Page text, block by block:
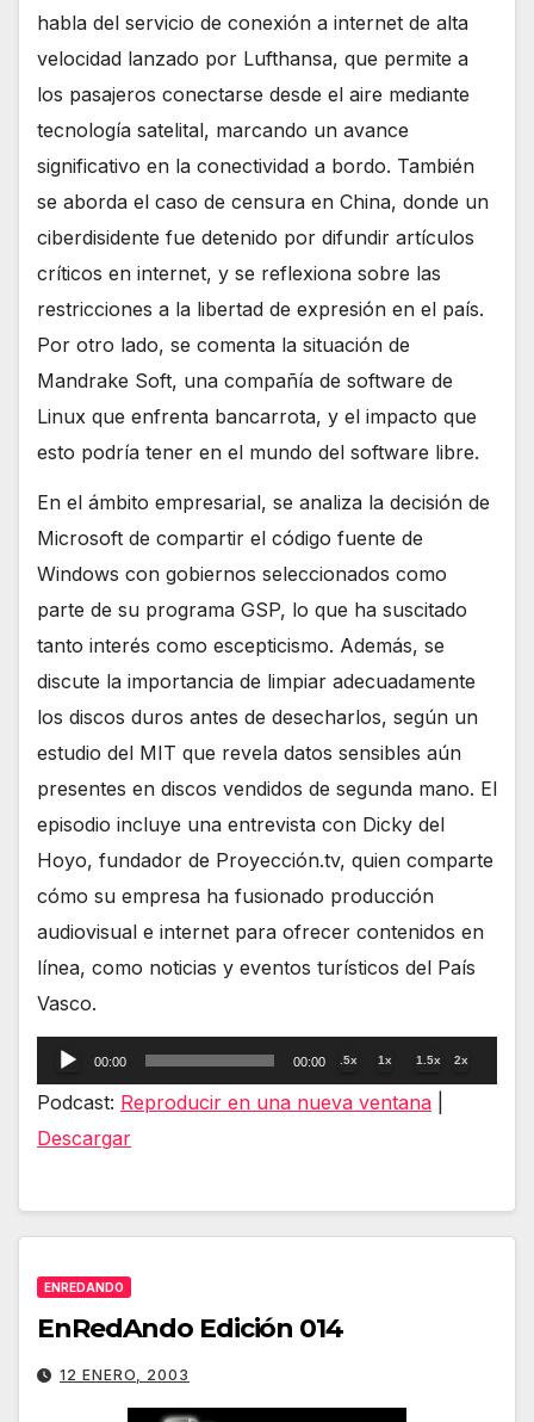
habla del servicio de conexión a internet de alta
velocidad lanzado por Lufthansa, que permite a
los pasajeros conectarse desde el aire mediante
tecnología satelital, marcando un avance
significativo en la conectividad a bordo. También
se aborda el caso de censura en China, donde un
ciberdisidente fue detenido por difundir artículos
críticos en internet, y se reflexiona sobre las
restricciones a la libertad de expresión en el país.
Por otro lado, se comenta la situación de
Mandrake Soft, una compañía de software de
Linux que enfrenta bancarrota, y el impacto que
esto podría tener en el mundo del software libre.
En el ámbito empresarial, se analiza la decisión de
Microsoft de compartir el código fuente de
Windows con gobiernos seleccionados como
parte de su programa GSP, lo que ha suscitado
tanto interés como escepticismo. Además, se
discute la importancia de limpiar adecuadamente
los discos duros antes de desecharlos, según un
estudio del MIT que revela datos sensibles aún
presentes en discos vendidos de segunda mano. El
episodio incluye una entrevista con Dicky del
Hoyo, fundador de Proyección.tv, quien comparte
cómo su empresa ha fusionado producción
audiovisual e internet para ofrecer contenidos en
línea, como noticias y eventos turísticos del País
Vasco.
Reproductor
de
audio
00:00 00:00 .5x 1x 1.5x 2x
Podcast: Reproducir en una nueva ventana
Descargar
ENREDANDO
EnRedAndo Edición 014
12 ENERO, 2003